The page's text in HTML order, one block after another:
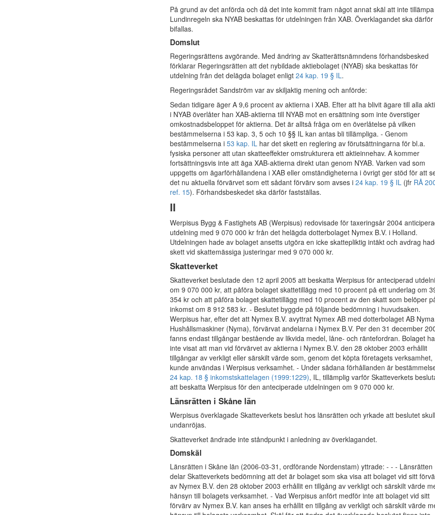
På grund av det anförda och då det inte kommit fram något annat skäl att inte tillämpa
Lundinregeln ska NYAB beskattas för utdelningen från XAB. Överklagandet ska därför
bifallas.
Domslut
Regeringsrättens avgörande. Med ändring av Skatterättsnämndens förhandsbesked
förklarar Regeringsrätten att det nybildade aktiebolaget (NYAB) ska beskattas för
utdelning från det delägda bolaget enligt 24 kap. 19 § IL.
Regeringsrådet Sandström var av skiljaktig mening och anförde:
Sedan tidigare äger A 9,6 procent av aktierna i XAB. Efter att ha blivit ägare till alla
i NYAB överlåter han XAB-aktierna till NYAB mot en ersättning som inte överstiger
omkostnadsbeloppet för aktierna. Det är alltså fråga om en överlåtelse på vilken
bestämmelserna i 53 kap. 3, 5 och 10 §§ IL kan antas bli tillämpliga. - Genom
bestämmelserna i 53 kap. IL har det skett en reglering av förutsättningarna för bl.a.
fysiska personer att utan skatteeffekter omstrukturera ett aktieinnehav. A kommer
fortsättningsvis inte att äga XAB-aktierna direkt utan genom NYAB. Varken vad som
uppgetts om ägarförhållandena i XAB eller omständigheterna i övrigt ger stöd för att
det nu aktuella förvärvet som ett sådant förvärv som avses i 24 kap. 19 § IL (jfr RÅ
ref. 15). Förhandsbeskedet ska därför fastställas.
II
Werpisus Bygg & Fastighets AB (Werpisus) redovisade för taxeringsår 2004
utdelning med 9 070 000 kr från det helägda dotterbolaget Nymex B.V. i Holland.
Utdelningen hade av bolaget ansetts utgöra en icke skattepliktig intäkt och avdrag
skett vid skattemässiga justeringar med 9 070 000 kr.
Skatteverket
Skatteverket beslutade den 12 april 2005 att beskatta Werpisus för anteciperad
om 9 070 000 kr, att påföra bolaget skattetillägg med 10 procent på ett underlag om
354 kr och att påföra bolaget skattetillägg med 10 procent av den skatt som belöper
inkomst om 8 912 583 kr. - Beslutet byggde på följande bedömning i huvudsaken.
Werpisus har, efter det att Nymex B.V. avyttrat Nymex AB med dotterbolaget AB Nyma
Hushållsmaskiner (Nyma), förvärvat andelarna i Nymex B.V. Per den 31 december
fanns endast tillgångar bestående av likvida medel, låne- och räntefordran. Bolaget
inte visat att man vid förvärvet av aktierna i Nymex B.V. den 28 oktober 2003 erhållit
tillgångar av verkligt eller särskilt värde som, genom det köpta företagets verksamhet,
kunde användas i Werpisus verksamhet. - Under sådana förhållanden är
24 kap. 18 § inkomstskattelagen (1999:1229), IL, tillämplig varför Skatteverkets
att beskatta Werpisus för den anteciperade utdelningen om 9 070 000 kr.
Länsrätten i Skåne län
Werpisus överklagade Skatteverkets beslut hos länsrätten och yrkade att beslutet
undanröjas.
Skatteverket ändrade inte ståndpunkt i anledning av överklagandet.
Domskäl
Länsrätten i Skåne län (2006-03-31, ordförande Nordenstam) yttrade: - - - Länsrätten
delar Skatteverkets bedömning att det är bolaget som ska visa att bolaget vid sitt
av Nymex B.V. den 28 oktober 2003 erhållit en tillgång av verkligt och särskilt värde
hänsyn till bolagets verksamhet. - Vad Werpisus anfört medför inte att bolaget vid sitt
förvärv av Nymex B.V. kan anses ha erhållit en tillgång av verkligt och särskilt värde